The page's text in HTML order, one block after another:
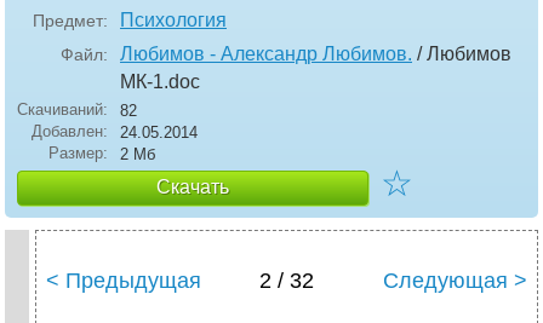
Предмет: Психология
Файл: Любимов - Александр Любимов. / Любимов
МК-1.doc
Скачиваний:
82
Добавлен:
24.05.2014
Размер:
2 Мб
Скачать ☆
< Предыдущая 2 / 32 Следующая >